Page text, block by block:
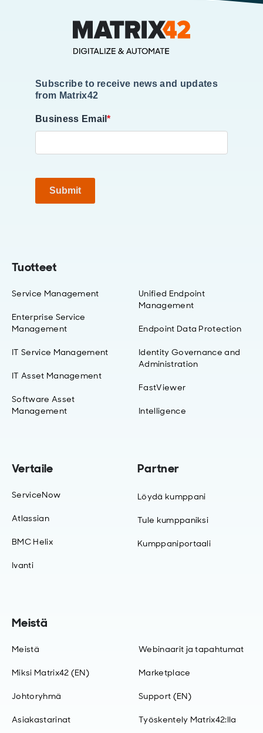
Subscribe to receive news and updates
from Matrix42
Business Email*
Submit
Tuotteet
Service Management
Enterprise Service
Management
IT Service Management
IT Asset Management
Software Asset
Management
Unified Endpoint
Management
Endpoint Data Protection
Identity Governance and
Administration
FastViewer
Intelligence
Vertaile
ServiceNow
Atlassian
BMC Helix
Ivanti
Meistä
Meistä
Miksi Matrix42 (EN)
Johtoryhmä
Asiakastarinat
Webinaarit ja tapahtumat
Marketplace
Support (EN)
Työskentely Matrix42:lla
Partner
Löydä kumppani
Tule kumppaniksi
Kumppaniportaali